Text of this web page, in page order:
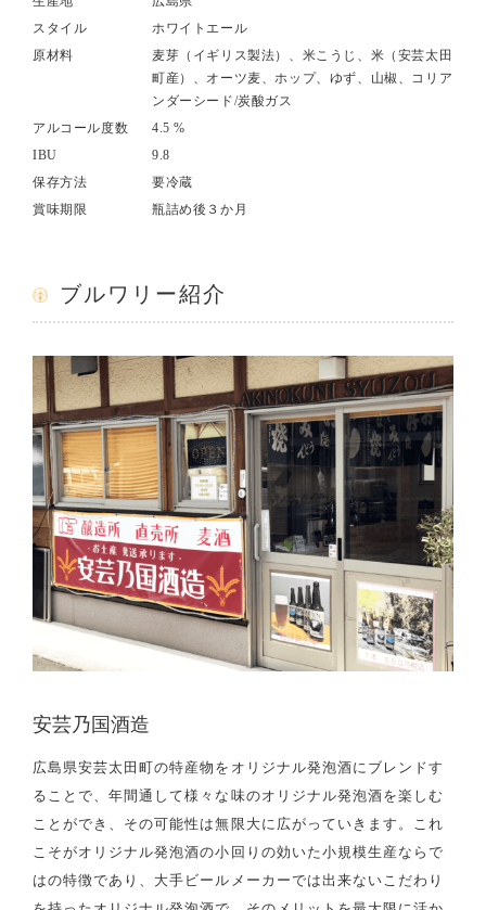
スタイル
ホワイトエール
原材料
麦芽（イギリス製法）、米こうじ、米（安芸太田
町産）、オーツ麦、ホップ、ゆず、山椒、コリア
ンダーシード/炭酸ガス
アルコール度数
4.5 %
IBU
9.8
保存方法
要冷蔵
賞味期限
瓶詰め後３か月
ブルワリー紹介
安芸乃国酒造
広島県安芸太田町の特産物をオリジナル発泡酒にブレンドす
ることで、年間通して様々な味のオリジナル発泡酒を楽しむ
ことができ、その可能性は無限大に広がっていきます。これ
こそがオリジナル発泡酒の小回りの効いた小規模生産ならで
はの特徴であり、大手ビールメーカーでは出来ないこだわり